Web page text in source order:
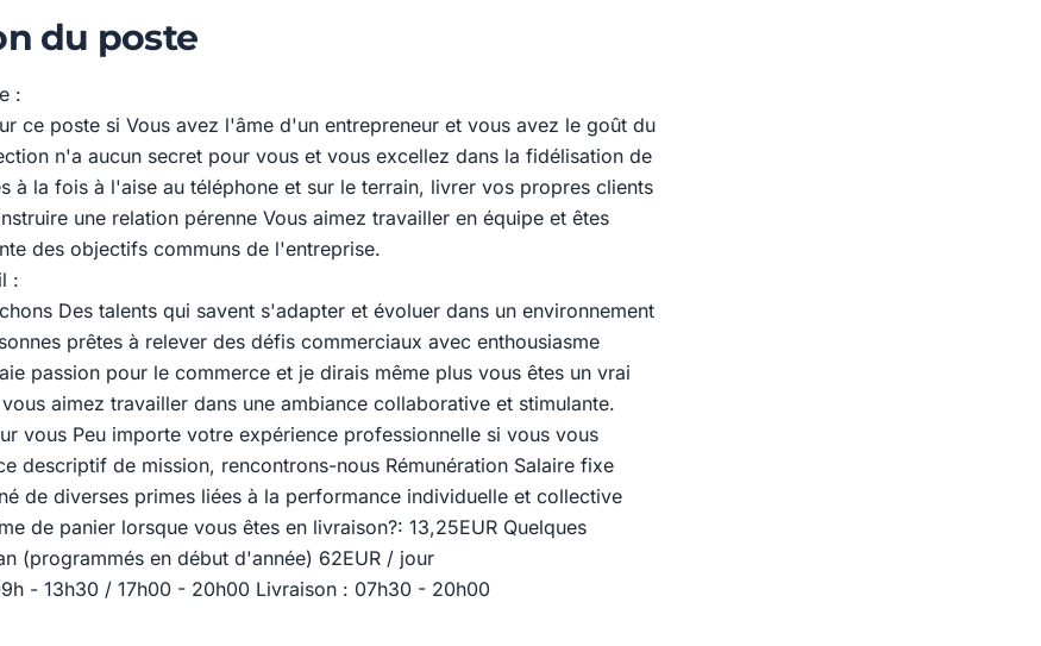
du poste
:
ce poste si Vous avez l'âme d'un entrepreneur et vous avez le goût du
n'a aucun secret pour vous et vous excellez dans la fidélisation de
à la fois à l'aise au téléphone et sur le terrain, livrer vos propres clients
une relation pérenne Vous aimez travailler en équipe et êtes
des objectifs communs de l'entreprise.
:
Des talents qui savent s'adapter et évoluer dans un environnement
prêtes à relever des défis commerciaux avec enthousiasme
passion pour le commerce et je dirais même plus vous êtes un vrai
aimez travailler dans une ambiance collaborative et stimulante.
vous Peu importe votre expérience professionnelle si vous vous
descriptif de mission, rencontrons-nous Rémunération Salaire fixe
de diverses primes liées à la performance individuelle et collective
de panier lorsque vous êtes en livraison?: 13,25EUR Quelques
(programmés en début d'année) 62EUR / jour
- 13h30 / 17h00 - 20h00 Livraison : 07h30 - 20h00